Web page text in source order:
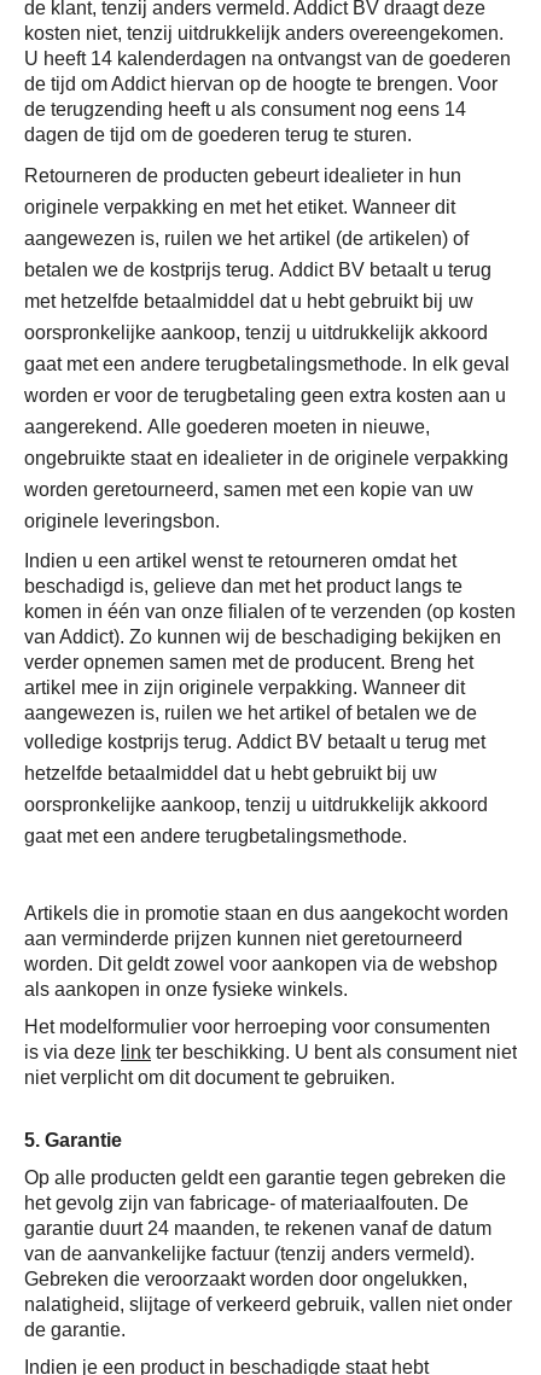
de klant, tenzij anders vermeld. Addict BV draagt deze
kosten niet, tenzij uitdrukkelijk anders overeengekomen.
U heeft 14 kalenderdagen na ontvangst van de goederen
de tijd om Addict hiervan op de hoogte te brengen. Voor
de terugzending heeft u als consument nog eens 14
dagen de tijd om de goederen terug te sturen.
Retourneren de producten gebeurt idealieter in hun
originele verpakking en met het etiket. Wanneer dit
aangewezen is, ruilen we het artikel (de artikelen) of
betalen we de kostprijs terug. Addict BV betaalt u terug
met hetzelfde betaalmiddel dat u hebt gebruikt bij uw
oorspronkelijke aankoop, tenzij u uitdrukkelijk akkoord
gaat met een andere terugbetalingsmethode. In elk geval
worden er voor de terugbetaling geen extra kosten aan u
aangerekend. Alle goederen moeten in nieuwe,
ongebruikte staat en idealieter in de originele verpakking
worden geretourneerd, samen met een kopie van uw
originele leveringsbon.
Indien u een artikel wenst te retourneren omdat het
beschadigd is, gelieve dan met het product langs te
komen in één van onze filialen of te verzenden (op kosten
van Addict). Zo kunnen wij de beschadiging bekijken en
verder opnemen samen met de producent. Breng het
artikel mee in zijn originele verpakking. Wanneer dit
aangewezen is, ruilen we het artikel of betalen we de
volledige kostprijs terug. Addict BV betaalt u terug met
hetzelfde betaalmiddel dat u hebt gebruikt bij uw
oorspronkelijke aankoop, tenzij u uitdrukkelijk akkoord
gaat met een andere terugbetalingsmethode.
Artikels die in promotie staan en dus aangekocht worden
aan verminderde prijzen kunnen niet geretourneerd
worden. Dit geldt zowel voor aankopen via de webshop
als aankopen in onze fysieke winkels.
Het modelformulier voor herroeping voor consumenten
is via deze link ter beschikking. U bent als consument niet
niet verplicht om dit document te gebruiken.
5. Garantie
Op alle producten geldt een garantie tegen gebreken die
het gevolg zijn van fabricage- of materiaalfouten. De
garantie duurt 24 maanden, te rekenen vanaf de datum
van de aanvankelijke factuur (tenzij anders vermeld).
Gebreken die veroorzaakt worden door ongelukken,
nalatigheid, slijtage of verkeerd gebruik, vallen niet onder
de garantie.
Indien je een product in beschadigde staat hebt